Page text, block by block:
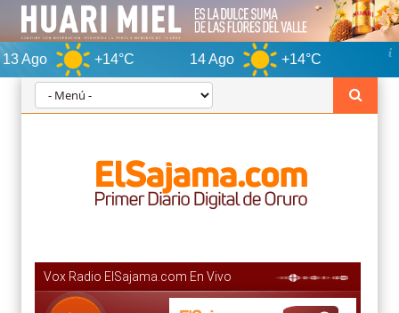
+14°C 14 Ago +14°C Oruro